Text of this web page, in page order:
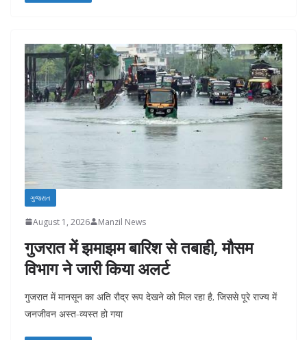
ગુજરાત
August 1, 2026 Manzil News
गुजरात में झमाझम बारिश से तबाही, मौसम
विभाग ने जारी किया अलर्ट
गुजरात में मानसून का अति रौद्र रूप देखने को मिल रहा है, जिससे पूरे राज्य में
जनजीवन अस्त-व्यस्त हो गया